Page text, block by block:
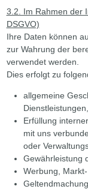
3.2. Im Rahmen der
DSGVO)
Ihre Daten können
zur Wahrung der
verwendet werden.
Dies erfolgt zu
allgemeine
Erfüllung
mit uns
oder
Gewährleistung
Werbung,